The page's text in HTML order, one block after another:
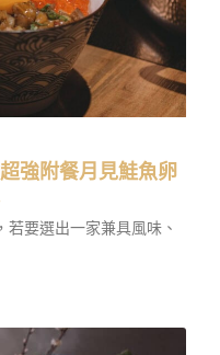
強附餐月見鮭魚卵
要選出一家兼具風味、